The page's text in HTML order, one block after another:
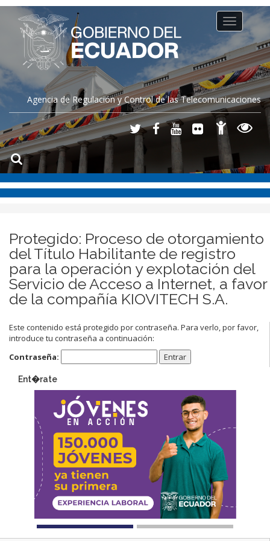
Agencia de Regulación y Control de las Telecomunicaciones
Toggle
navigation
Protegido: Proceso de otorgamiento
del Título Habilitante de registro
para la operación y explotación del
Servicio de Acceso a Internet, a favor
de la compañía KIOVITECH S.A.
Este contenido está protegido por contraseña. Para verlo, por favor,
introduce tu contraseña a continuación:
Contraseña:
Ent�rate